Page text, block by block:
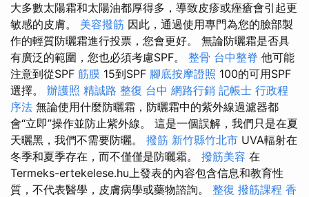
大多數太陽霜和太陽油都厚得多，導致皮疹或痤瘡會引起更
敏感的皮膚。 美容撥筋 因此，通過使用專門為您的臉部製
作的輕質防曬霜進行投票，您會更好。 無論防曬霜是否具
有廣泛的範圍，您也必須考慮SPF。 整骨 台中整脊 他可能
注意到從SPF 筋膜 15到SPF 腳底按摩證照 100的可用SPF
選擇。 辦護照 精誠路 整復 台中 網路行銷 記帳士 行政程
序法 無論使用什麼防曬霜，防曬霜中的紫外線過濾器都
會“立即”操作並防止紫外線。 這是一個誤解，我們只是在夏
天曬黑，我們不需要防曬。 撥筋 新竹縣竹北市 UVA輻射在
冬季和夏季存在，而不僅僅是防曬霜。 撥筋美容 在
Termeks-ertekelese.hu上發表的內容包含信息和教育性
質，不代表醫學，皮膚病學或藥物諮詢。 整復 撥筋課程 香